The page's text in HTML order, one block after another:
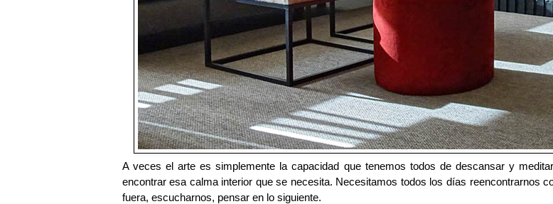
A veces el arte es simplemente la capacidad que tenemos todos de descansar y
encontrar esa calma interior que se necesita. Necesitamos todos los días reencontrarnos
fuera, escucharnos, pensar en lo siguiente.